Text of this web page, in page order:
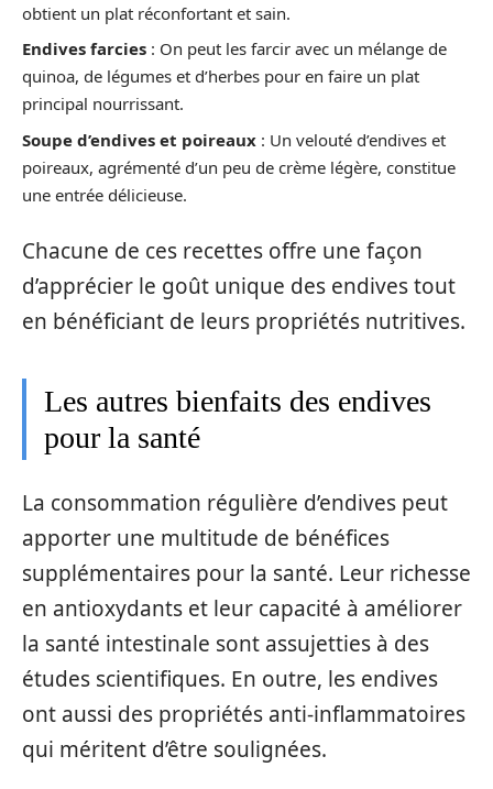
obtient un plat réconfortant et sain.
Endives farcies : On peut les farcir avec un mélange de
quinoa, de légumes et d’herbes pour en faire un plat
principal nourrissant.
Soupe d’endives et poireaux : Un velouté d’endives et
poireaux, agrémenté d’un peu de crème légère, constitue
une entrée délicieuse.
Chacune de ces recettes offre une façon
d’apprécier le goût unique des endives tout
en bénéficiant de leurs propriétés nutritives.
Les autres bienfaits des endives
pour la santé
La consommation régulière d’endives peut
apporter une multitude de bénéfices
supplémentaires pour la santé. Leur richesse
en antioxydants et leur capacité à améliorer
la santé intestinale sont assujetties à des
études scientifiques. En outre, les endives
ont aussi des propriétés anti-inflammatoires
qui méritent d’être soulignées.